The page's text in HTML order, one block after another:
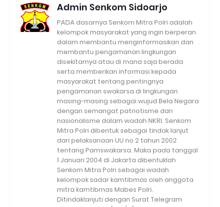
Admin Senkom Sidoarjo
PADA dasarnya Senkom Mitra Polri adalah
kelompok masyarakat yang ingin berperan
dalam membantu menginformasikan dan
membantu pengamanan lingkungan
disekitarnya atau di mana saja berada
serta memberikan informasi kepada
masyarakat tentang pentingnya
pengamanan swakarsa di lingkungan
masing-masing sebagai wujud Bela Negara
dengan semangat patriotisme dan
nasionalisme dalam wadah NKRI. Senkom
Mitra Polri dibentuk sebagai tindak lanjut
dari pelaksanaan UU no 2 tahun 2002
tentang Pamswakarsa. Maka pada tanggal
1 Januari 2004 di Jakarta dibentuklah
Senkom Mitra Polri sebagai wadah
kelompok sadar kamtibmas oleh anggota
mitra kamtibmas Mabes Polri.
Ditindaklanjuti dengan Surat Telegram